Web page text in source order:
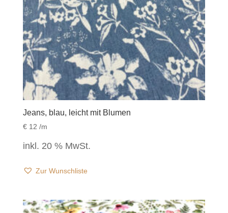
Jeans, blau, leicht mit Blumen
€12 /m
inkl. 20 % MwSt.
Zur Wunschliste